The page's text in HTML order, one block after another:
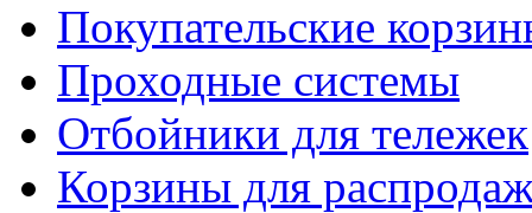
Покупательские
Проходные системы
Отбойники для тележек
Корзины для